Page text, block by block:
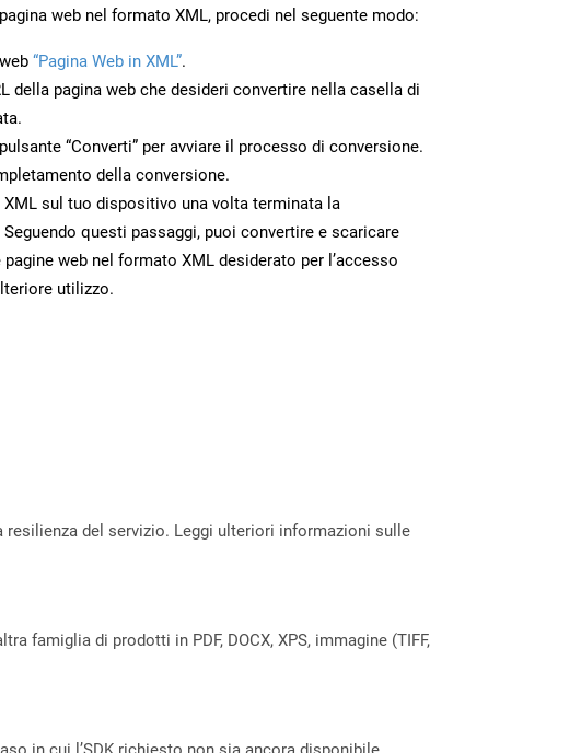
web nel formato XML, procedi nel seguente modo:
“Pagina Web in XML”.
della pagina web che desideri convertire nella casella di
“Converti” per avviare il processo di conversione.
della conversione.
sul tuo dispositivo una volta terminata la
questi passaggi, puoi convertire e scaricare
web nel formato XML desiderato per l’accesso
utilizzo.
resilienza del servizio. Leggi ulteriori informazioni sulle
famiglia di prodotti in PDF, DOCX, XPS, immagine (TIFF,